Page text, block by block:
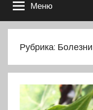
Меню
Рубрика: